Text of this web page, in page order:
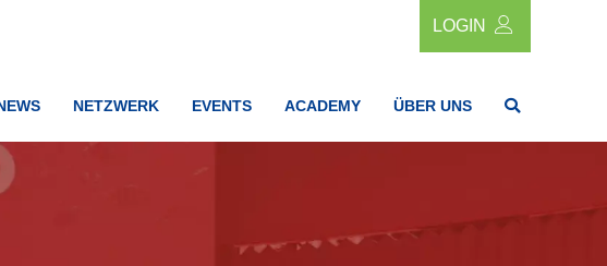
LOGIN
NETZWERK EVENTS ACADEMY ÜBER UNS